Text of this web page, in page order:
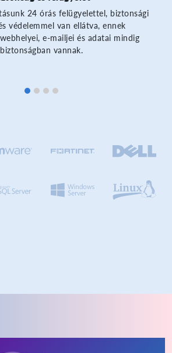
24 órás felügyelettel, biztonsági
védelemmel van ellátva, ennek
e-mailjei és adatai mindig
biztonságban vannak.